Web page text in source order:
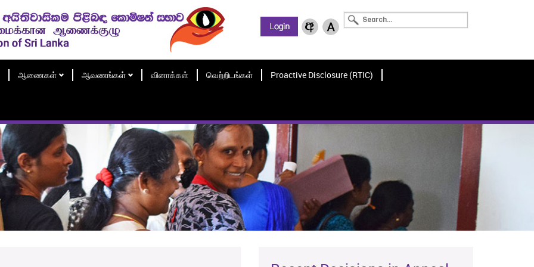
ஆணைகள் ஆவணங்கள் வினாக்கள் வெற்றிடங்கள் Proactive Disclosure (RTIC)